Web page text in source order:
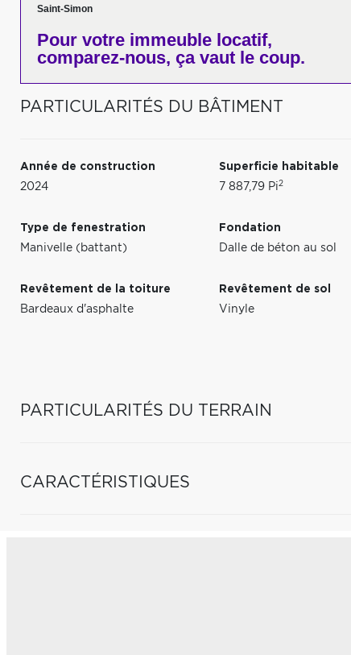
Saint-Simon
Pour votre immeuble locatif,
comparez-nous, ça vaut le coup.
PARTICULARITÉS DU BÂTIMENT
Année de construction
2024
Superficie habitable
7 887,79 Pi2
Type de fenestration
Manivelle (battant)
Fondation
Dalle de béton au sol
Revêtement de la toiture
Bardeaux d'asphalte
Revêtement de sol
Vinyle
PARTICULARITÉS DU TERRAIN
CARACTÉRISTIQUES